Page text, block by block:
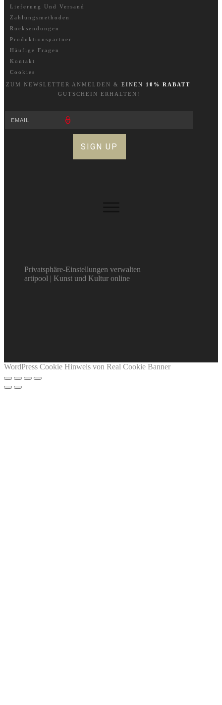
Lieferung Und Versand
Zahlungsmethoden
Rücksendungen
Produktionspartner
Häufige Fragen
Kontakt
Cookies
ZUM NEWSLETTER A NM ELDEN & EINEN
10% RABATT
GUTSCHEIN ERHALTEN!
SIGN UP
Privatsphäre-Einstellungen verwalten
artipool | Kunst und Kultur online
WordPress Cookie Hinweis von Real Cookie Banner